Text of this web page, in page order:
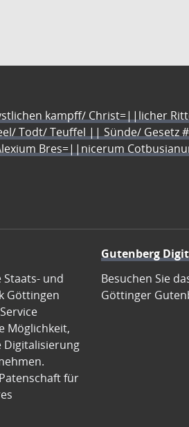
kampff/ Christ=||licher
Todt/ Teuffel || Sünde/
Bres=||nicerum
Staats- und
Göttingen
Möglichkeit,
Digitalisierung
für
Gutenberg
Besuchen Sie
Göttinger